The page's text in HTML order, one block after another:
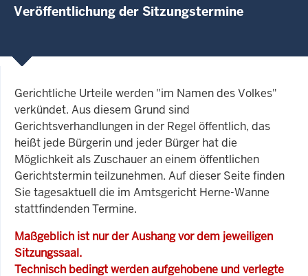
Veröffentlichung der Sitzungstermine
Gerichtliche Urteile werden "im Namen des Volkes"
verkündet. Aus diesem Grund sind
Gerichtsverhandlungen in der Regel öffentlich, das
heißt jede Bürgerin und jeder Bürger hat die
Möglichkeit als Zuschauer an einem öffentlichen
Gerichtstermin teilzunehmen. Auf dieser Seite finden
Sie tagesaktuell die im Amtsgericht Herne-Wanne
stattfindenden Termine.
Maßgeblich ist nur der Aushang vor dem jeweiligen
Sitzungssaal.
Technisch bedingt werden aufgehobene und verlegte